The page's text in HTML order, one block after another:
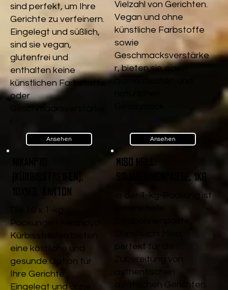
sind perfekt, um Ihre
Gerichte zu verfeinern.
Eingelegt und süßlich,
sind sie vegan,
glutenfrei und
enthalten keine
künstlichen Farbstoffe
oder
Ansehen
Vielzahl von Gerichten.
Vegan und ohne
künstliche Farbstoffe
sowie
Geschmacksverstärke
r, bieten sie einen
Ansehen
(Kürbisstreifen),
10x1kg, Karton
Die 10 x 1-kg
Packungen Nikanpyo
Kürbisstreifen bieten
eine köstliche und
gesunde Option für
Ihre Gerichte.
Eingelegt und ohne
Miso Hell,
Sojabohnenpaste, 1kg
In der 1-kg-Packung ist
perfekt für die
Zubereitung von
authentischen
asiatischen Gerichten.